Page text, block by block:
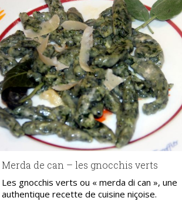
Merda de can – les gnocchis verts
Les gnocchis verts ou « merda di can », une
authentique recette de cuisine niçoise.